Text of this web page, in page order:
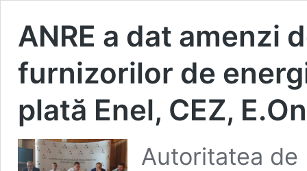
ANRE a dat amenzi
furnizorilor de
plată Enel, CEZ,
Autoritatea de